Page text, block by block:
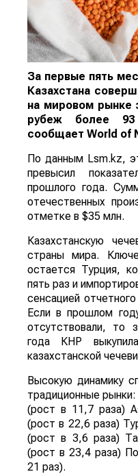
За первые пять
Казахстана
на мировом рынке
рубеж более
сообщает World of
По данным Lsm.kz,
превысил
прошлого года.
отечественных
отметке в $35 млн.
Казахстанскую
страны мира.
остается Турция,
пять раз и
сенсацией
Если в прошлом
отсутствовали, то
года КНР
казахстанской
Высокую динамику
традиционные
(рост в 11,7 раза)
(рост в 22,6 раза)
(рост в 3,6 раза)
(рост в 23,4 раза)
21 раз).